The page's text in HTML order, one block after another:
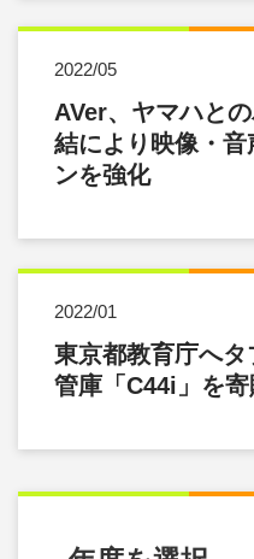
2022/05
AVer、ヤマハと
結により映像・音
ンを強化
2022/01
東京都教育庁へ
管庫「C44i」を